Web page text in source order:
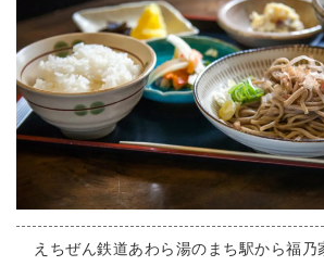
えちぜん鉄道あわら湯のまち駅から福